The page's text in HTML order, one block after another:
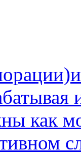
как